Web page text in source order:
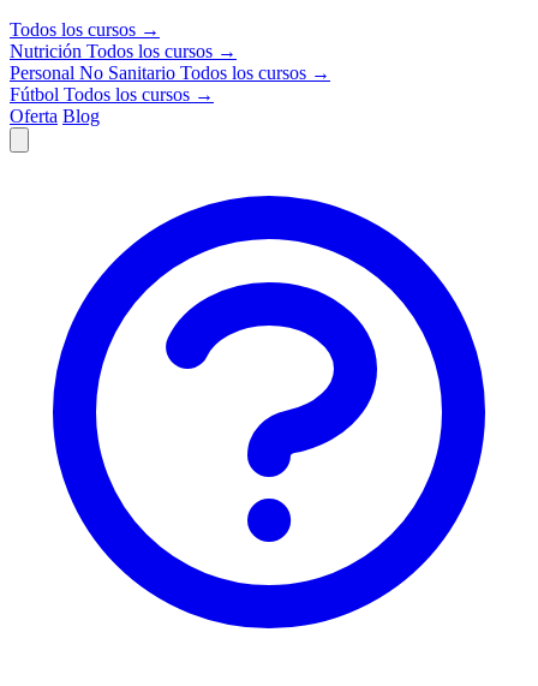
Todos los cursos →
Nutrición Todos los cursos →
Personal No Sanitario Todos los cursos →
Fútbol Todos los cursos →
Oferta Blog